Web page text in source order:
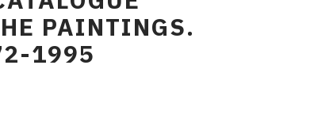
PAINTINGS.
1995